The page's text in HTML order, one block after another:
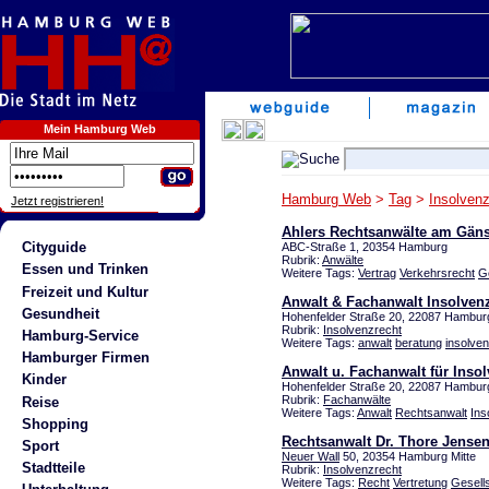
Mein Hamburg Web
Jetzt registrieren!
Cityguide
Essen und Trinken
Freizeit und Kultur
Gesundheit
Hamburg-Service
Hamburger Firmen
Kinder
Reise
Shopping
Sport
Stadtteile
Hamburg Web > Tag >
Ahlers Rechtsanwälte am
ABC-Straße 1, 20354 Hamburg
Rubrik: Anwälte
Weitere Tags: Vertrag Verkehrsrecht
Anwalt & Fachanwalt
Hohenfelder Straße 20, 22087
Rubrik: Insolvenzrecht
Weitere Tags: anwalt beratung
Anwalt u. Fachanwalt für
Hohenfelder Straße 20, 22087
Rubrik: Fachanwälte
Weitere Tags: Anwalt Rechtsanwalt
Rechtsanwalt Dr. Thore Jensen
Neuer Wall 50, 20354 Hamburg Mitte
Rubrik: Insolvenzrecht
Weitere Tags: Recht Vertretung